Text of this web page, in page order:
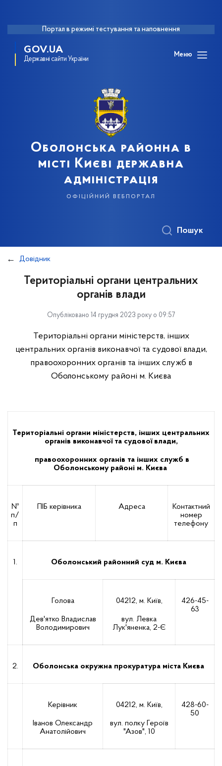
Портал в режимі тестування та наповнення
GOV.UA
Державні сайти України
Меню
Оболонська районна в
місті Києві державна
адміністрація
офіційний вебпортал
Пошук
Довідник
Територіальні органи центральних
органів влади
Опубліковано 14 грудня 2023 року о 09:57
Територіальні органи міністерств, інших
центральних органів виконавчої та судової влади,
правоохоронних органів та інших служб в
Оболонському районі м. Києва
Територіальні органи міністерств, інших центральних
органів виконавчої та судової влади,
правоохоронних органів та інших служб в
Оболонському районі м. Києва
№
п/
п
ПІБ керівника Адреса
Контактний
номер
телефону
1. Оболонський районний суд м. Києва
Голова
Дев'ятко Владислав
Володимирович
04212, м. Київ,
вул. Левка
Лук'яненка, 2-Є
426-45-
63
2. Оболонська окружна прокуратура міста Києва
Керівник
Іванов Олександр
Анатолійович
04212, м. Київ,
вул. полку Героїв
"Азов", 10
428-60-
50